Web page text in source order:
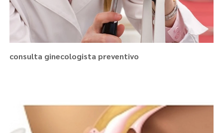
consulta ginecologista preventivo